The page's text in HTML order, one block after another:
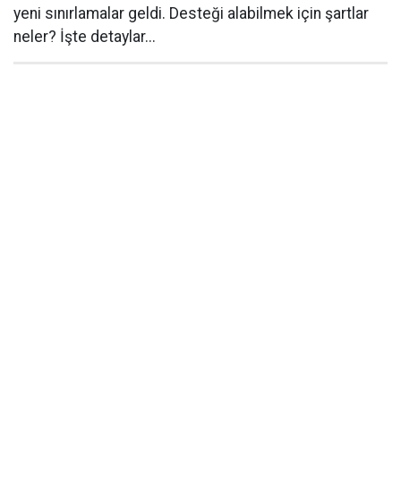
yeni sınırlamalar geldi. Desteği alabilmek için şartlar
neler? İşte detaylar...